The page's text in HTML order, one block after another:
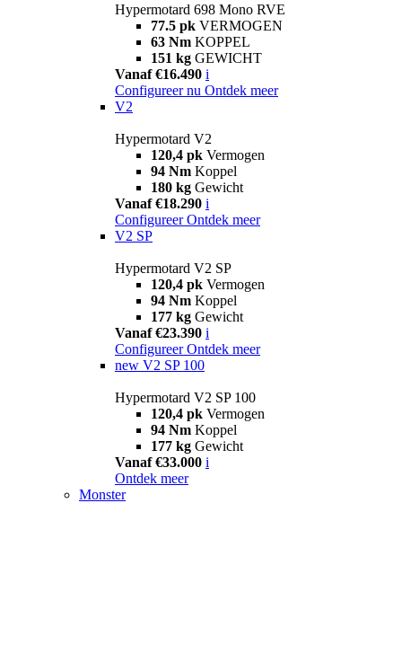
Hypermotard 698 Mono RVE
77.5 pk VERMOGEN
63 Nm KOPPEL
151 kg GEWICHT
Vanaf €16.490 i
Configureer nu Ontdek meer
V2
Hypermotard V2
120,4 pk Vermogen
94 Nm Koppel
180 kg Gewicht
Vanaf €18.290 i
Configureer Ontdek meer
V2 SP
Hypermotard V2 SP
120,4 pk Vermogen
94 Nm Koppel
177 kg Gewicht
Vanaf €23.390 i
Configureer Ontdek meer
new V2 SP 100
Hypermotard V2 SP 100
120,4 pk Vermogen
94 Nm Koppel
177 kg Gewicht
Vanaf €33.000 i
Ontdek meer
Monster